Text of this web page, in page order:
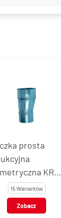
prosta
KRA,
ocynkowana
15 Wariantów
Zobacz